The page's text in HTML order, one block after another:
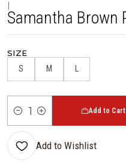
|
Samantha Brown
SIZE
S M L
Quantity
Add to Cart
Add to Wishlist